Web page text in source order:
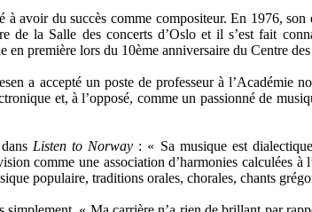
à avoir du succès comme compositeur. En 1976,
de la Salle des concerts d’Oslo et il s’est fait
en première lors du 10ème anniversaire du Centre
a accepté un poste de professeur à l’Académie
et, à l’opposé, comme un passionné de
Listen to Norway : « Sa musique est
comme une association d’harmonies calculées
populaire, traditions orales, chorales, chants